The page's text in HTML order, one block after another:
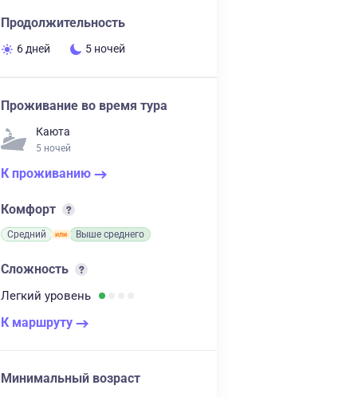
Продолжительность
6 дней 5 ночей
Проживание во время тура
Каюта
5 ночей
К проживанию
Комфорт
Средний Выше среднего
Сложность
Легкий уровень
К маршруту
Минимальный возраст